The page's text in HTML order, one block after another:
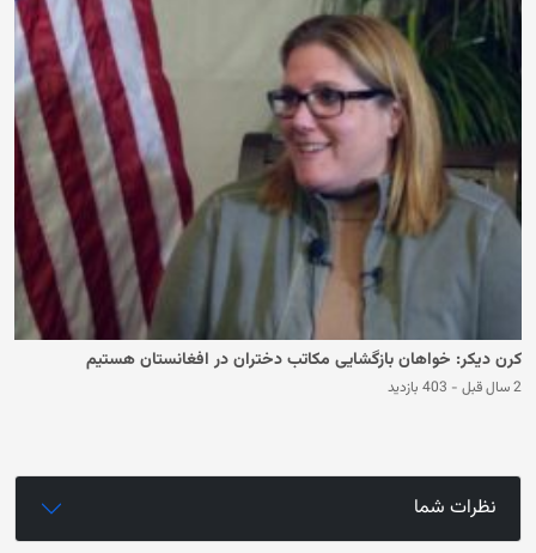
کرن دیکر: خواهان بازگشایی مکاتب دختران در افغانستان هستیم
2 سال قبل - 403 بازدید
نظرات شما